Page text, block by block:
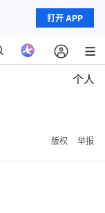
打开 APP
个人
版权 举报